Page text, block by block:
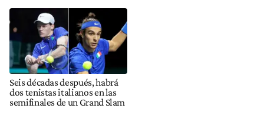
Seis décadas después, habrá
dos tenistas italianos en las
semifinales de un Grand Slam